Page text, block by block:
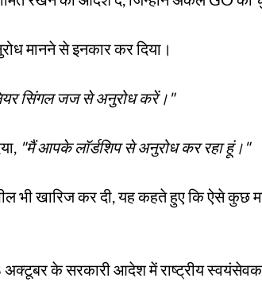
मानने से इनकार कर दिया।
सिंगल जज से अनुरोध करें।"
"मैं आपके लॉर्डशिप से अनुरोध कर रहा हूं।"
भी खारिज कर दी, यह कहते हुए कि ऐसे कुछ
के सरकारी आदेश में राष्ट्रीय स्वयंसेवक